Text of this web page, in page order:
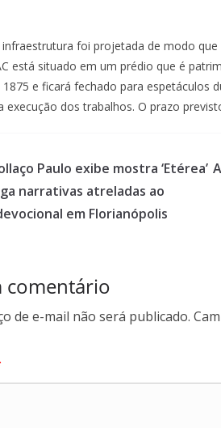
foi projetada de modo
está situado em um prédio que é
e ficará fechado para espetáculos
execução dos trabalhos. O prazo
Paulo exibe mostra ‘Etérea’
narrativas atreladas ao
em Florianópolis
comentário
de e-mail não será publicado.